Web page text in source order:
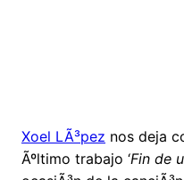
Xoel LÃ³pez nos deja
Ãºltimo trabajo ‘Fin de